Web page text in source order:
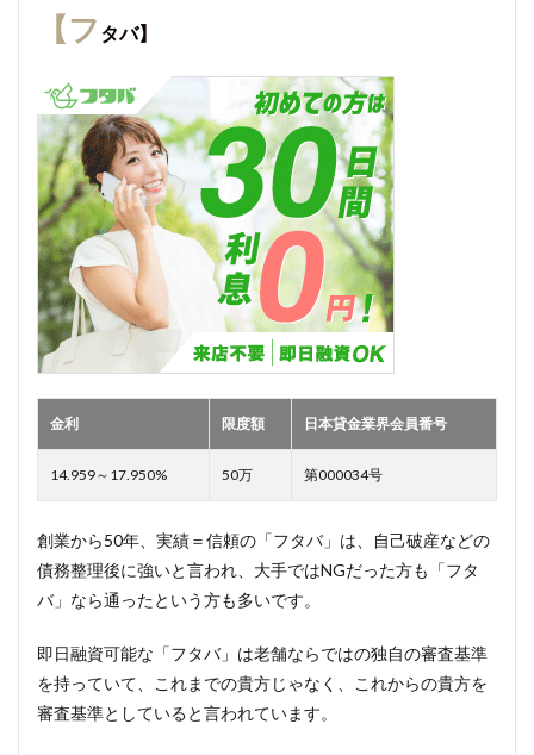
【フ タバ】
金利 限度額 日本貸金業界会員番号
14.959～17.950% 50万 第000034号
創業から50年、実績＝信頼の「フタバ」は、自己破産などの
債務整理後に強いと言われ、大手ではNGだった方も「フタ
バ」なら通ったという方も多いです。
即日融資可能な「フタバ」は老舗ならではの独自の審査基準
を持っていて、これまでの貴方じゃなく、これからの貴方を
審査基準としていると言われています。